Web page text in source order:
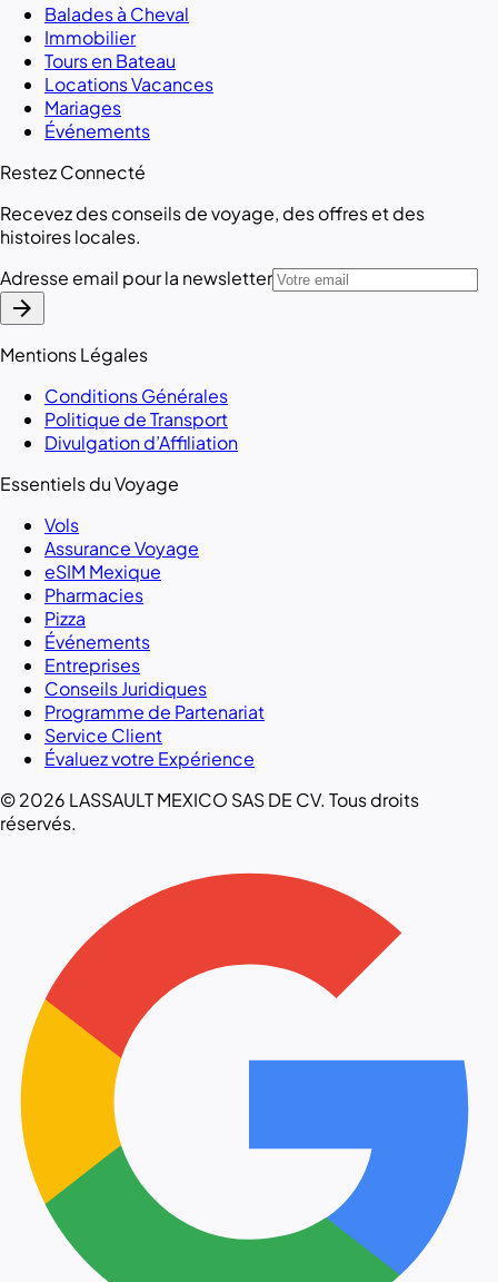
Balades à Cheval
Immobilier
Tours en Bateau
Locations Vacances
Mariages
Événements
Restez Connecté
Recevez des conseils de voyage, des offres et des
histoires locales.
Adresse email pour la newsletter
arrow_forward
Mentions Légales
Conditions Générales
Politique de Transport
Divulgation d’Affiliation
Essentiels du Voyage
Vols
Assurance Voyage
eSIM Mexique
Pharmacies
Pizza
Événements
Entreprises
Conseils Juridiques
Programme de Partenariat
Service Client
Évaluez votre Expérience
© 2026 LASSAULT MEXICO SAS DE CV. Tous droits
réservés.